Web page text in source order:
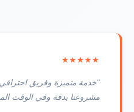
★★★★★
"خدمة متميزة وفريق
مشروعنا بدقة وفي الوقت